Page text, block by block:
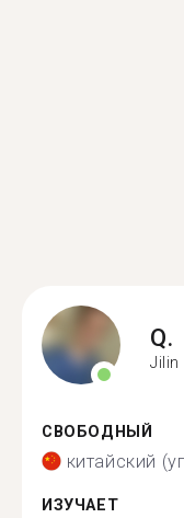
Q.
Jilin
СВОБОДНЫЙ
китайский
ИЗУЧАЕТ